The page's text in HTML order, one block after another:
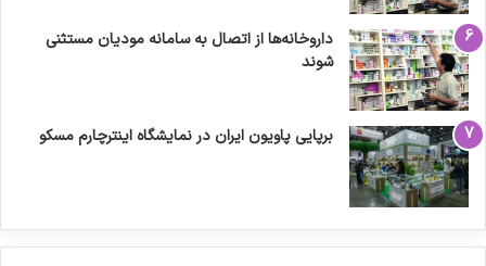
داروخانه‌ها از اتصال به سامانه مودیان مستثنی
شوند
برپایی پاویون ایران در نمایشگاه اینترچارم مسکو